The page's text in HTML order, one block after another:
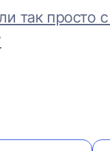
так просто